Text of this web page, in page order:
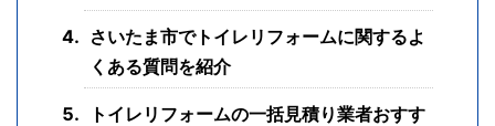
さいたま市でトイレリフォームに関するよ
くある質問を紹介
トイレリフォームの一括見積り業者おすす